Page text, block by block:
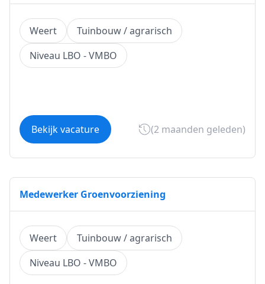
Weert
Tuinbouw / agrarisch
Niveau LBO - VMBO
Bekijk vacature (2 maanden geleden)
Medewerker Groenvoorziening
Weert
Tuinbouw / agrarisch
Niveau LBO - VMBO